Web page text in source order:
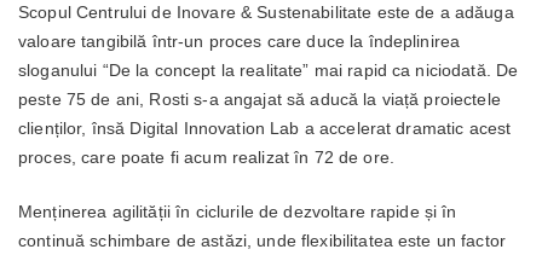
Scopul Centrului de Inovare & Sustenabilitate este de a adăuga
valoare tangibilă într-un proces care duce la îndeplinirea
sloganului “De la concept la realitate” mai rapid ca niciodată. De
peste 75 de ani, Rosti s-a angajat să aducă la viață proiectele
clienților, însă Digital Innovation Lab a accelerat dramatic acest
proces, care poate fi acum realizat în 72 de ore.
Menținerea agilității în ciclurile de dezvoltare rapide și în
continuă schimbare de astăzi, unde flexibilitatea este un factor